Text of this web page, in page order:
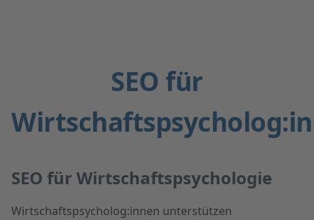
SEO für
SEO für Wirtschaftspsychologie
Wirtschaftspsycholog:innen unterstützen